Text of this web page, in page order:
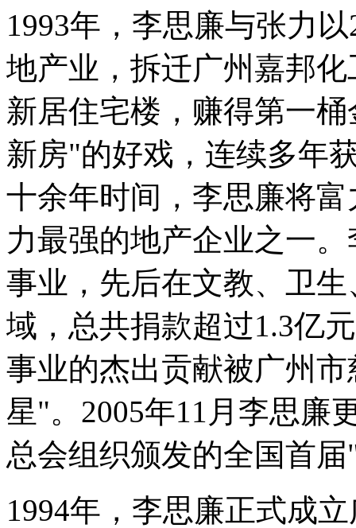
1993年，李思廉与张力
地产业，拆迁广州嘉邦
新居住宅楼，赚得第一
新房"的好戏，连续多年
十余年时间，李思廉将
力最强的地产企业之一
事业，先后在文教、卫
域，总共捐款超过1.3亿
事业的杰出贡献被广州
星"。2005年11月李思廉
总会组织颁发的全国首
1994年，李思廉正式成